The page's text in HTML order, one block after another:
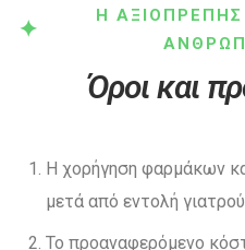
Η
Όροι και
Η χορήγηση φαρμάκων
μετά από εντολή
Το προαναφερόμενο